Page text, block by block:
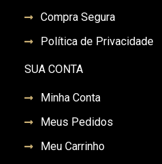
Compra Segura
Política de Privacidade
SUA CONTA
Minha Conta
Meus Pedidos
Meu Carrinho